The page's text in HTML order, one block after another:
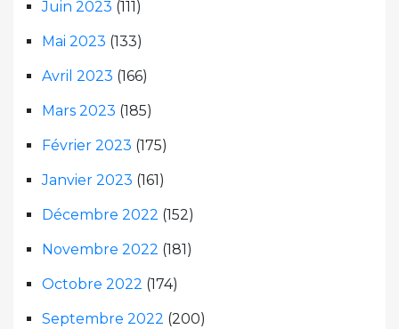
Juin 2023 (111)
Mai 2023 (133)
Avril 2023 (166)
Mars 2023 (185)
Février 2023 (175)
Janvier 2023 (161)
Décembre 2022 (152)
Novembre 2022 (181)
Octobre 2022 (174)
Septembre 2022 (200)